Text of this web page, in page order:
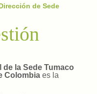
de Sede
la Sede Tumaco
Colombiaes la